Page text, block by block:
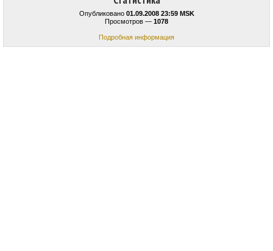
Опубликовано 01.09.2008 23:59 MSK
Просмотров — 1078
Подробная информация